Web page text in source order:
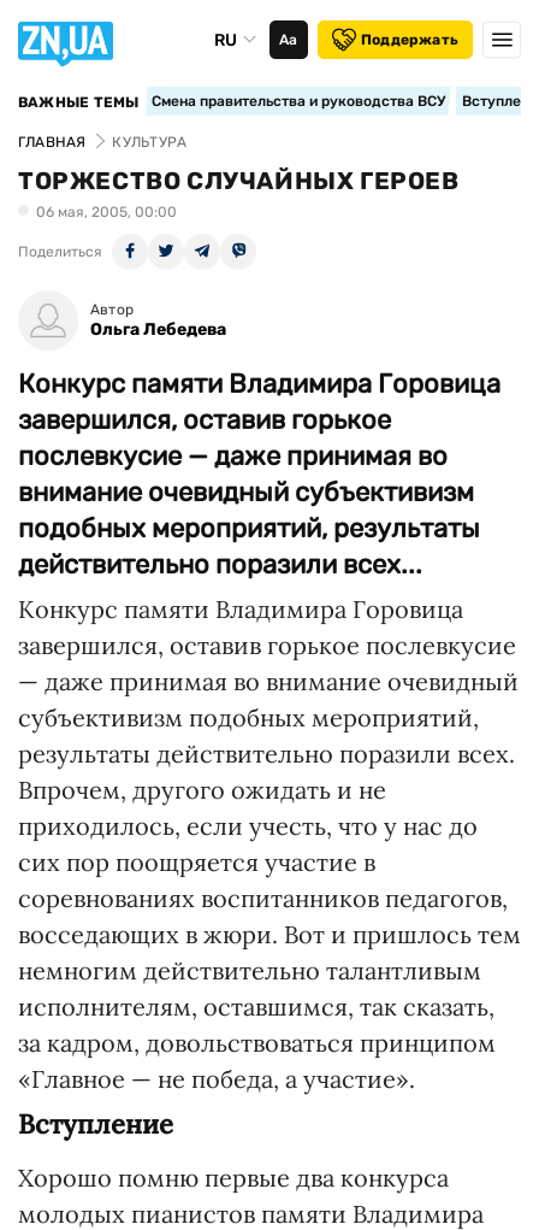
RU Аа Поддержать
ВАЖНЫЕ ТЕМЫ Смена правительства и руководства ВСУ
ГЛАВНАЯ КУЛЬТУРА
ТОРЖЕСТВО СЛУЧАЙНЫХ ГЕРОЕВ
06 мая, 2005, 00:00
Поделиться
Автор
Ольга Лебедева
Конкурс памяти Владимира Горовица
завершился, оставив горькое
послевкусие — даже принимая во
внимание очевидный субъективизм
подобных мероприятий, результаты
действительно поразили всех...
Конкурс памяти Владимира Горовица
завершился, оставив горькое послевкусие
— даже принимая во внимание очевидный
субъективизм подобных мероприятий,
результаты действительно поразили всех.
Впрочем, другого ожидать и не
приходилось, если учесть, что у нас до
сих пор поощряется участие в
соревнованиях воспитанников педагогов,
восседающих в жюри. Вот и пришлось тем
немногим действительно талантливым
исполнителям, оставшимся, так сказать,
за кадром, довольствоваться принципом
«Главное — не победа, а участие».
Вступление
Хорошо помню первые два конкурса
молодых пианистов памяти Владимира